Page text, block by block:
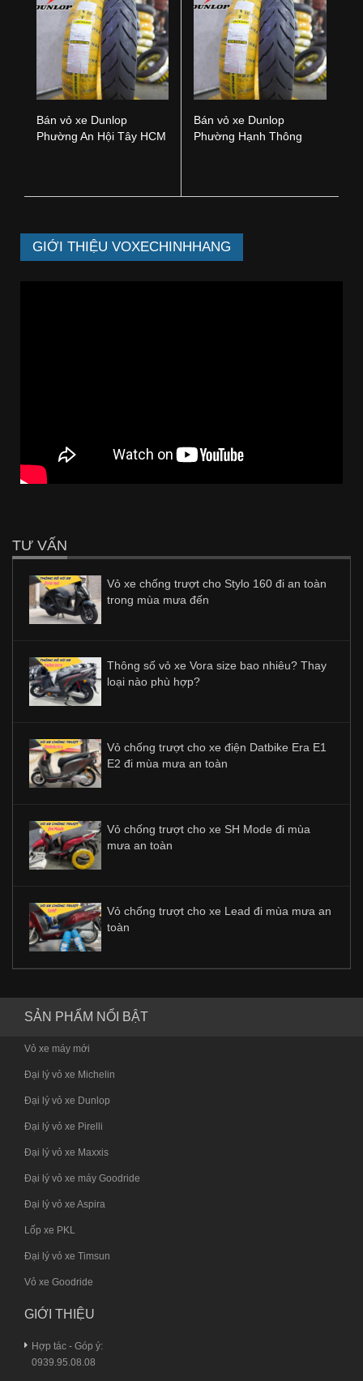
Bán vỏ xe Dunlop
Phường An Hội Tây HCM
Bán vỏ xe Dunlop
Phường Hạnh Thông
GIỚI THIỆU VOXECHINHHANG
TƯ VẤN
Vỏ xe chống trượt cho Stylo 160 đi an toàn
trong mùa mưa đến
Thông số vỏ xe Vora size bao nhiêu? Thay
loại nào phù hợp?
Vỏ chống trượt cho xe điện Datbike Era E1
E2 đi mùa mưa an toàn
Vỏ chống trượt cho xe SH Mode đi mùa
mưa an toàn
Vỏ chống trượt cho xe Lead đi mùa mưa an
toàn
SẢN PHẨM NỔI BẬT
Vỏ xe máy mới
Đại lý vỏ xe Michelin
Đại lý vỏ xe Dunlop
Đại lý vỏ xe Pirelli
Đại lý vỏ xe Maxxis
Đại lý vỏ xe máy Goodride
Đại lý vỏ xe Aspira
Lốp xe PKL
Đại lý vỏ xe Timsun
Vỏ xe Goodride
GIỚI THIỆU
Hợp tác - Góp ý:
0939.95.08.08